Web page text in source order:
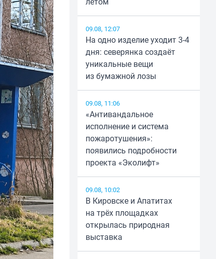
09.08, 12:07
На одно изделие уходит 3-4
дня: северянка создаёт
уникальные вещи
из бумажной лозы
09.08, 11:06
«Антивандальное
исполнение и система
пожаротушения»:
появились подробности
проекта «Эколифт»
09.08, 10:02
В Кировске и Апатитах
на трёх площадках
открылась природная
выставка